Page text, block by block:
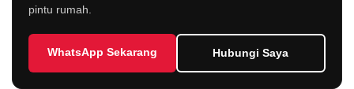
pintu rumah.
WhatsApp Sekarang Hubungi Saya